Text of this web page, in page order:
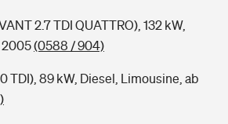
2.7 TDI QUATTRO), 132 kW,
2005(0588 / 904)
TDI), 89 kW, Diesel, Limousine, ab